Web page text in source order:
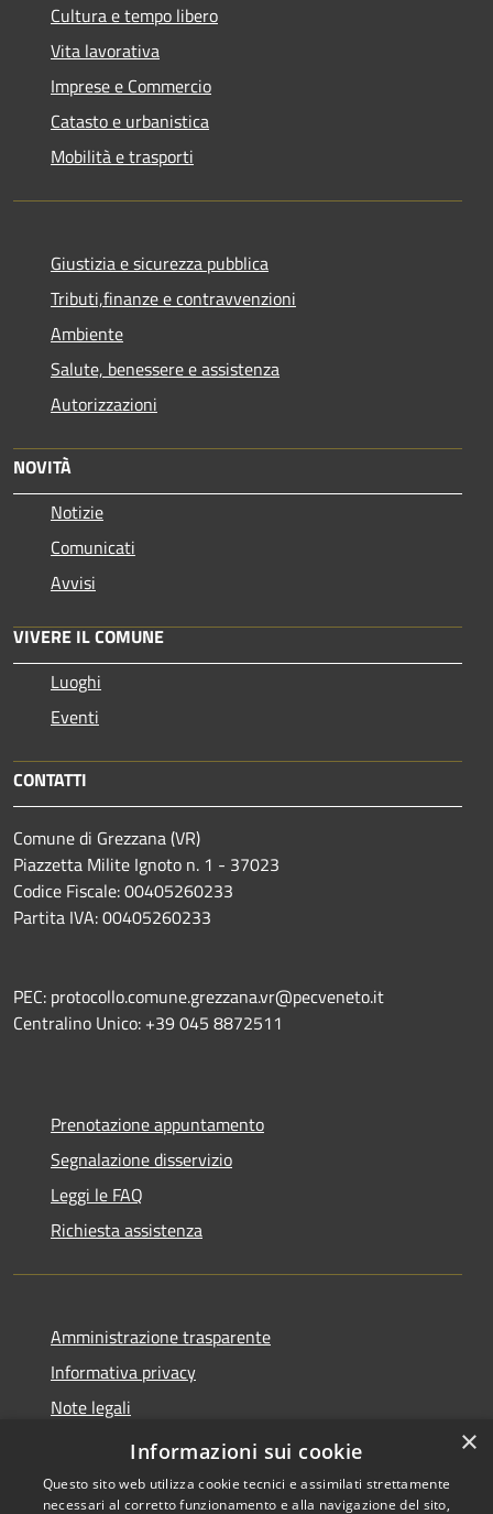
Cultura e tempo libero
Vita lavorativa
Imprese e Commercio
Catasto e urbanistica
Mobilità e trasporti
Giustizia e sicurezza pubblica
Tributi,finanze e contravvenzioni
Ambiente
Salute, benessere e assistenza
Autorizzazioni
NOVITÀ
Notizie
Comunicati
Avvisi
VIVERE IL COMUNE
Luoghi
Eventi
CONTATTI
Comune di Grezzana (VR)
Piazzetta Milite Ignoto n. 1 - 37023
Codice Fiscale: 00405260233
Partita IVA: 00405260233
PEC: protocollo.comune.grezzana.vr@pecveneto.it
Centralino Unico: +39 045 8872511
Prenotazione appuntamento
Segnalazione disservizio
Leggi le FAQ
Richiesta assistenza
Amministrazione trasparente
Informativa privacy
Note legali
Dichiarazione di accessibilità
×
Informazioni sui cookie
Questo sito web utilizza cookie tecnici e assimilati strettamente
necessari al corretto funzionamento e alla navigazione del sito,